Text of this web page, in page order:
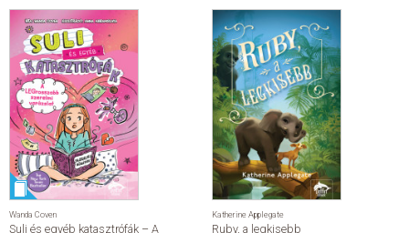
Wanda Coven
Suli és egyéb katasztrófák – A
Katherine Applegate
Ruby, a legkisebb